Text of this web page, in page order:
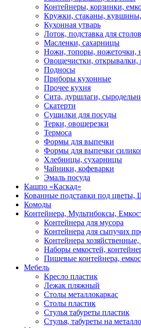
Контейнеры, корзинки,
Кружки, стаканы,
Кухонная утварь
Лоток, подставка для
Масленки, сахарницы
Ножи, топоры, ножеточки,
Овощечистки, открывалки,
Подносы
Приборы кухонные
Прочее кухня
Сита, дуршлаги,
Скатерти
Сушилки для посуды
Терки, овощерезки
Термоса
Формы для выпечки
Формы для выпечки
Хлебницы, сухарницы
Чайники, кофеварки
Эмаль посуда
Кашпо «Каскад»
Кованные подставки под цветы,
Комоды
Контейнера, Мультибоксы,
Контейнера для мусора
Контейнера для сыпучих
Контейнера
Наборы емкостей,
Пищевые контейнера,
Мебель
Кресло пластик
Лежак пляжный
Столы металлокаркас
Столы пластик
Стулья табуреты пластик
Стулья, табуреты на